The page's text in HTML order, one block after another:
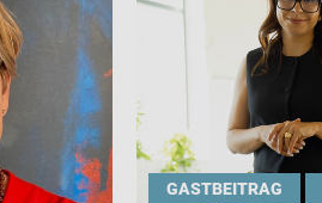
GASTBEITRAG